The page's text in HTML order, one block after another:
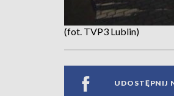
(fot. TVP3 Lublin)
UDOSTĘPNIJ